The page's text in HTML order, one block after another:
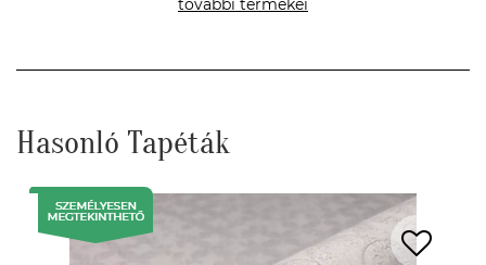
további termékei
Hasonló Tapéták